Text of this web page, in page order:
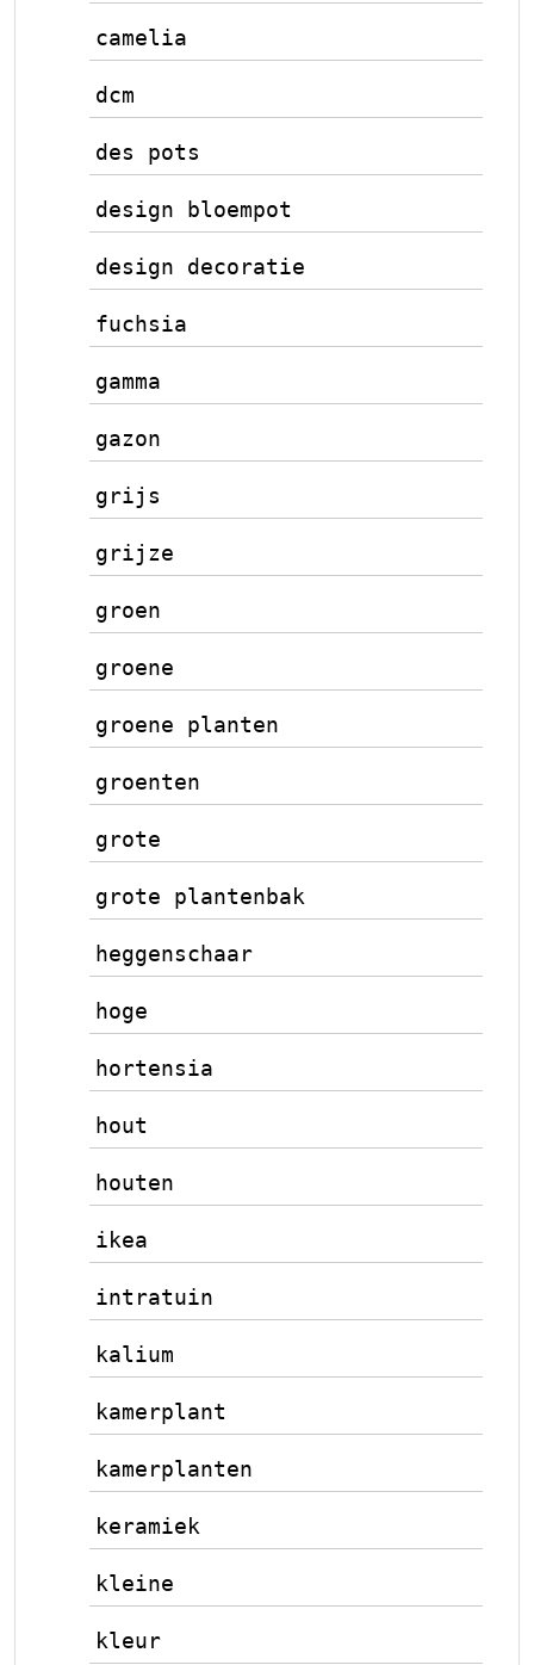
camelia
dcm
des pots
design bloempot
design decoratie
fuchsia
gamma
gazon
grijs
grijze
groen
groene
groene planten
groenten
grote
grote plantenbak
heggenschaar
hoge
hortensia
hout
houten
ikea
intratuin
kalium
kamerplant
kamerplanten
keramiek
kleine
kleur